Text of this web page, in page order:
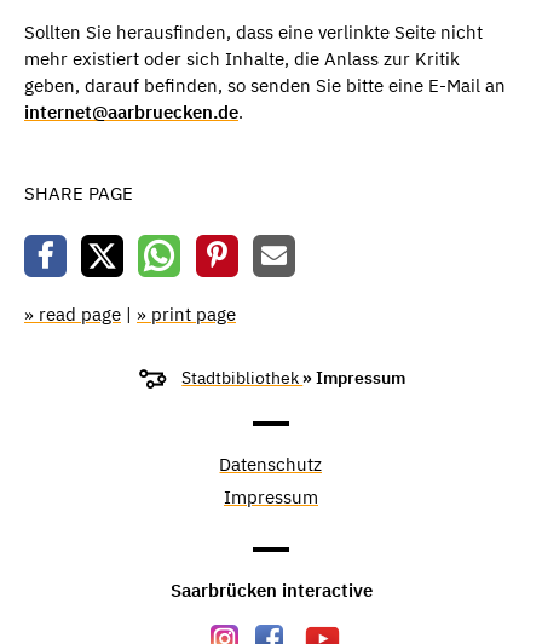
Sollten Sie herausfinden, dass eine verlinkte Seite nicht
mehr existiert oder sich Inhalte, die Anlass zur Kritik
geben, darauf befinden, so senden Sie bitte eine E-Mail an
internet@aarbruecken.de.
SHARE PAGE
» read page | » print page
Stadtbibliothek » Impressum
Datenschutz
Impressum
Saarbrücken interactive